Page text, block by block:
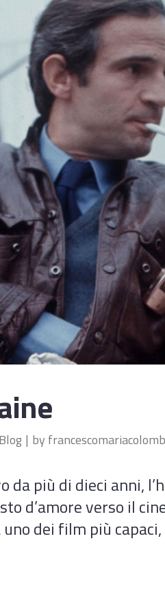
Blog by
da più di dieci anni,
d’amore verso il
dei film più capaci,